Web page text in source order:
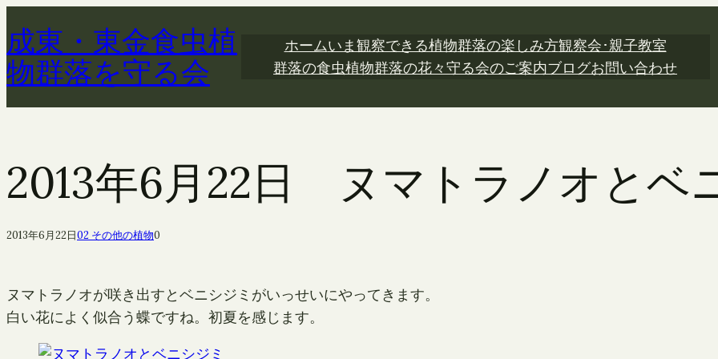
容
を
ス
キ
成東・東金食虫植
物群落を守る会
ホームいま観察できる植物群落の楽しみ方観察会･親子教室
群落の食虫植物群落の花々守る会のご案内ブログお問い合わせ
2013年6月22日 ヌマトラノオとベ
2013年6月22日02 その他の植物0
ヌマトラノオが咲き出すとベニシジミがいっせいにやってきます。
白い花によく似合う蝶ですね。初夏を感じます。